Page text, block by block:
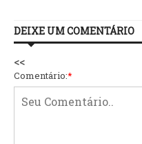
DEIXE UM COMENTÁRIO
<<
Comentário:*